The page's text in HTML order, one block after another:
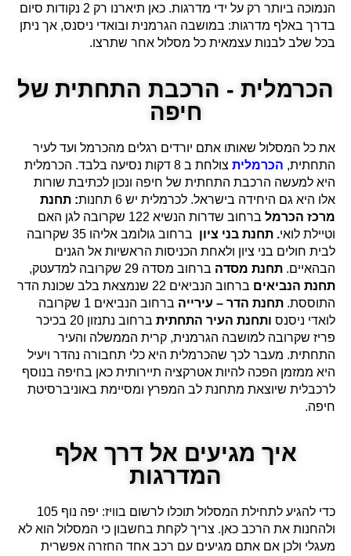
הנמוכה ביותר רק על ידי מדרגות. כאן תיארנו רק 2 נקודות סיום
בדרך באלף מדרגות: במושבה הגרמנית ובואדי ניסנס, אך ניתן
בכל שלב לבנות עצמאית כל מסלול אחר שתרצו.
הכרמלית - הרכבת התחתית של
חיפה
את כל המסלול שאותו אתם יורדים רגלים מהכרמל ועד לעיר
התחתית, הכרמלית
צולחת ב 8 דקות נסיעה בלבד. הכרמלית
היא למעשה הרכבת התחתית של חיפה ונכון לכתיבת שורות
אלו היא גם היחידה בישראל. לכרמלית יש 6 תחנות
: תחנת
מרכז הכרמל
ברחוב שדרות הנשיא 122 שקרובה לגן האם
וטיילת לואי. תחנת בני ציון
ברחוב גולומב אליהו 35 שקרובה
לבית חולים בני ציון ולאחת הכניסות הראשיות אל הגנים
הבהאיים. תחנת מסדה ברחוב מסדה 29 שקרובה למדעטק,
תחנת הנביאים
ברחוב הנביאים 22 שנמצאת בלב שכונת הדר
התוססת. תחנת הדר – עירייה
ברחוב הנביאים 1 שקרובה
לואדי ניסנס ותחנת העיר התחתית
ברחוב נתנזון 20 בכיכר
פריז שקרובה למושבה הגרמנית, קרית הממשלה והעיר
התחתית. מעבר לכך שהכרמלית היא כלי תחבורה נהדר ויעיל
היא ממזמן הפכה להיות אטרקציה תיירותית כאן בחיפה בנוסף
לרכבלית שיוצאת מתחנת לב המפרץ ומסיימת באוניברסיטת
חיפה.
איך מגיעים אל דרך אלף
המדרגות
כדי להגיע לתחילת המסלול תוכלו לרשום בוויז: יפה נוף 105
ולהחנות את הרכב כאן. צריך לקחת בחשבון כי המסלול הוא לא
מעגלי ולכן אם אתם מגיעים עם רכב אחד החזרה אפשרית